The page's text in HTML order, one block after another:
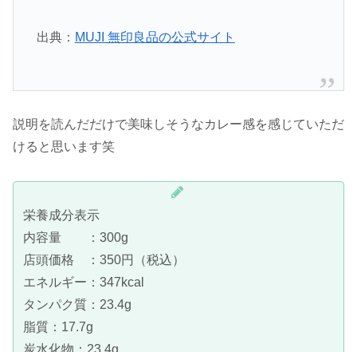
出典： MUJI 無印良品の公式サイト
説明を読んだだけで美味しそうなカレー感を感じていただ
けると思います笑
栄養成分表示
内容量 ：300g
店頭価格 ：350円（税込）
エネルギー：347kcal
タンパク質：23.4g
脂質：17.7g
炭水化物：23.4g